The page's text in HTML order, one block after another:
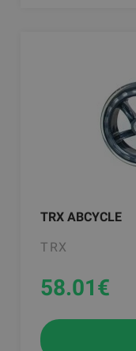
TRX ABCYCLE
TRX
58.01€